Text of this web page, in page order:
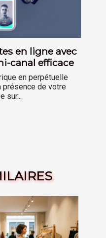
en ligne avec
canal efficace
en perpétuelle
présence de votre
sur...